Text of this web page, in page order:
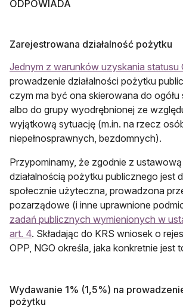
ODPOWIADA
Zarejestrowana działalność pożytku
Jednym z warunków uzyskania statusu
prowadzenie działalności pożytku
czym ma być ona skierowana do ogółu
albo do grupy wyodrębnionej ze
wyjątkową sytuację (m.in. na rzecz
niepełnosprawnych, bezdomnych).
Przypominamy, że zgodnie z
działalnością pożytku publicznego jest
społecznie użyteczna, prowadzona
pozarządowe (i inne uprawnione
zadań publicznych wymienionych w
art. 4. Składając do KRS wniosek o
OPP, NGO określa, jaka konkretnie jest
Wydawanie 1% (1,5%) na
pożytku